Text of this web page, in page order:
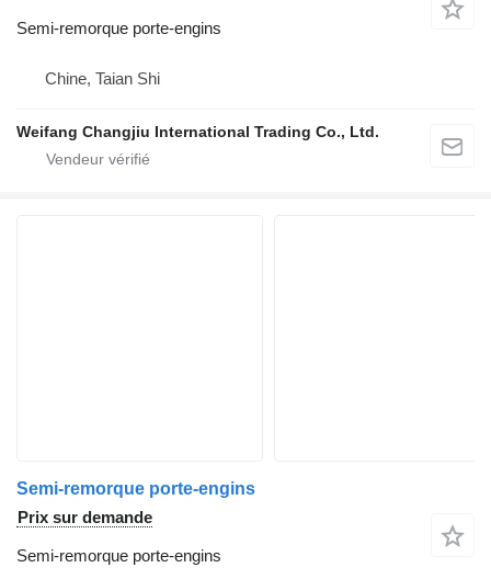
Semi-remorque porte-engins
Chine, Taian Shi
Weifang Changjiu International Trading Co., Ltd.
Semi-remorque porte-engins
Prix sur demande
Semi-remorque porte-engins